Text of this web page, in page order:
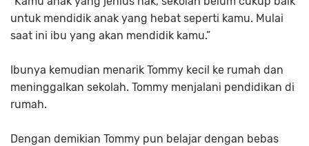
untuk mendidik anak yang hebat seperti kamu. Mulai
saat ini ibu yang akan mendidik kamu.”
Ibunya kemudian menarik Tommy kecil ke rumah dan
meninggalkan sekolah. Tommy menjalani pendidikan di
rumah.
Dengan demikian Tommy pun belajar dengan bebas